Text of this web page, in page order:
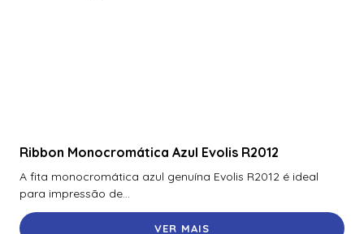
900Nnnnek2037P | Assa Abloy | Leitor De Proximidade R10
Se
900Nsnnek20000 | Assa Abloy | Leitor De Proximidade R10
Ribbon Monocromática Azul Evolis R2012
A fita monocromática azul genuína Evolis R2012 é ideal
para impressão de...
VER MAIS